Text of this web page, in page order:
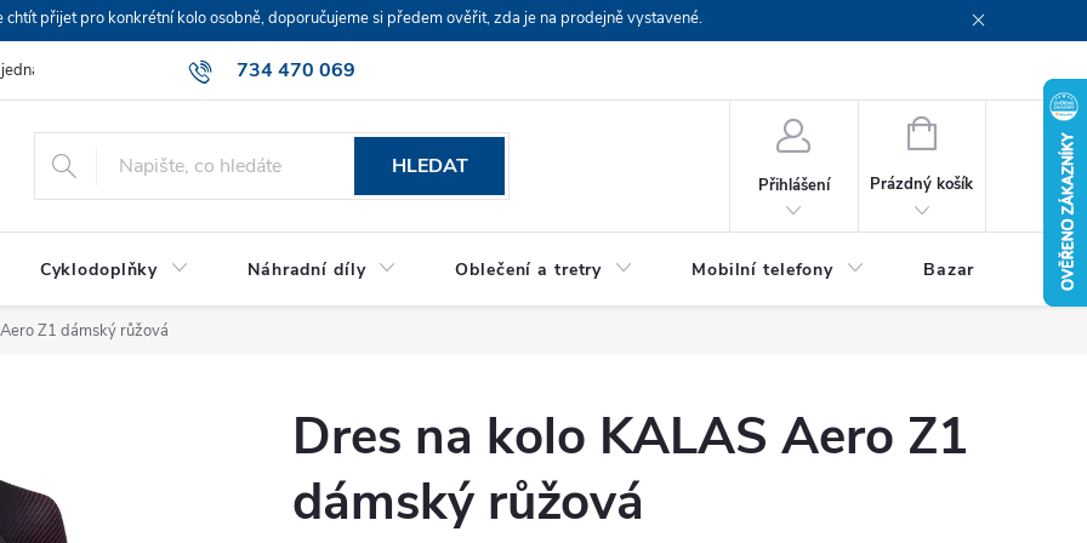
přijet pro konkrétní kolo osobně, doporučujeme si předem ověřit, zda je na prodejně vystavené.
734 470 069
HLEDAT
Přihlášení
NÁKUPNÍ
Prázdný košík
Cyklodoplňky Náhradní díly Oblečení a tretry Mobilní telefony Bazar Servis
Z1 dámský růžová
Dres na kolo KALAS Aero Z1
dámský růžová